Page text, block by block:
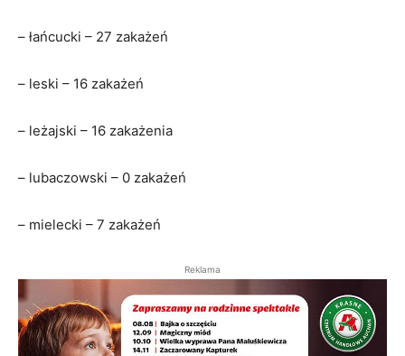
– łańcucki – 27 zakażeń
– leski – 16 zakażeń
– leżajski – 16 zakażenia
– lubaczowski – 0 zakażeń
– mielecki – 7 zakażeń
Reklama